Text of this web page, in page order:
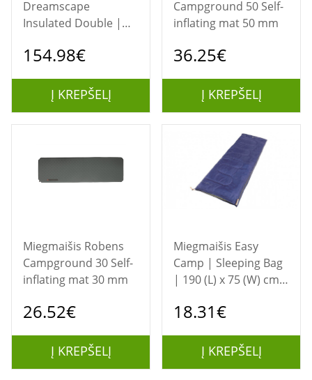
Dreamscape
Insulated Double |
mm
154.98€
Į KREPŠELĮ
Campground 50 Self-
inflating mat 50 mm
36.25€
Į KREPŠELĮ
Miegmaišis Robens
Campground 30 Self-
inflating mat 30 mm
26.52€
Į KREPŠELĮ
Miegmaišis Easy
Camp | Sleeping Bag
| 190 (L) x 75 (W) cm |
18.31€
Į KREPŠELĮ